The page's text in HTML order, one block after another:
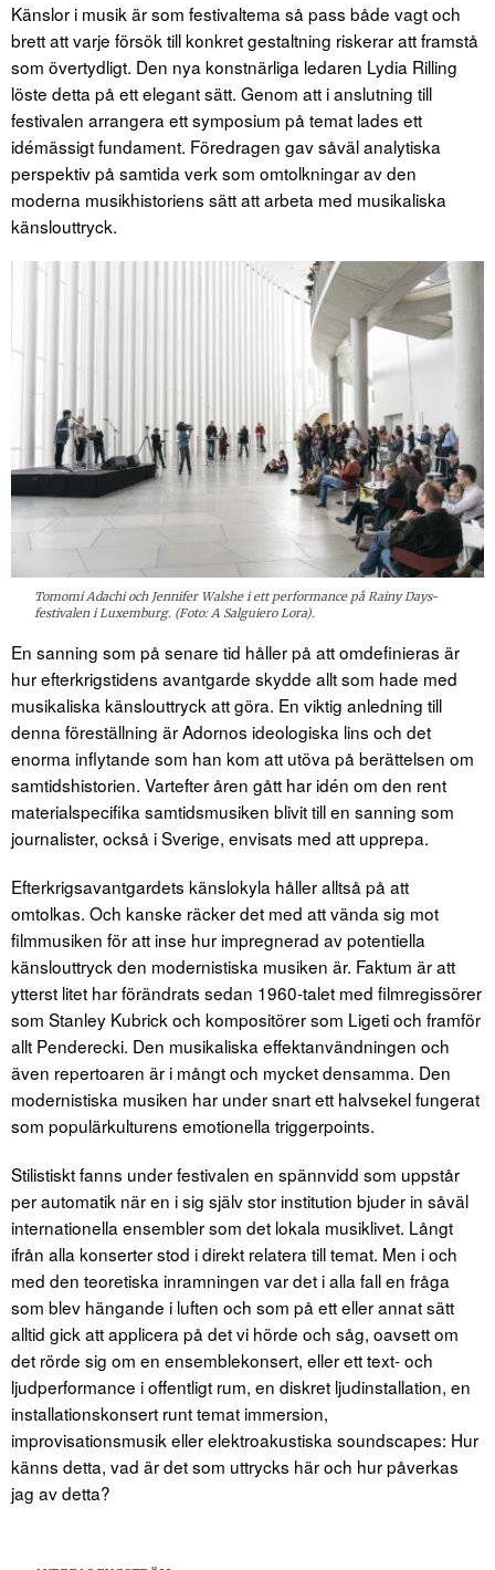
Känslor i musik är som festivaltema så pass både vagt och
brett att varje försök till konkret gestaltning riskerar att framstå
som övertydligt. Den nya konstnärliga ledaren Lydia Rilling
löste detta på ett elegant sätt. Genom att i anslutning till
festivalen arrangera ett symposium på temat lades ett
idémässigt fundament. Föredragen gav såväl analytiska
perspektiv på samtida verk som omtolkningar av den
moderna musikhistoriens sätt att arbeta med musikaliska
känslouttryck.
Tomomi Adachi och Jennifer Walshe i ett performance på Rainy Days-
festivalen i Luxemburg. (Foto: A Salguiero Lora).
En sanning som på senare tid håller på att omdefinieras är
hur efterkrigstidens avantgarde skydde allt som hade med
musikaliska känslouttryck att göra. En viktig anledning till
denna föreställning är Adornos ideologiska lins och det
enorma inflytande som han kom att utöva på berättelsen om
samtidshistorien. Vartefter åren gått har idén om den rent
materialspecifika samtidsmusiken blivit till en sanning som
journalister, också i Sverige, envisats med att upprepa.
Efterkrigsavantgardets känslokyla håller alltså på att
omtolkas. Och kanske räcker det med att vända sig mot
filmmusiken för att inse hur impregnerad av potentiella
känslouttryck den modernistiska musiken är. Faktum är att
ytterst litet har förändrats sedan 1960-talet med filmregissörer
som Stanley Kubrick och kompositörer som Ligeti och framför
allt Penderecki. Den musikaliska effektanvändningen och
även repertoaren är i mångt och mycket densamma. Den
modernistiska musiken har under snart ett halvsekel fungerat
som populärkulturens emotionella triggerpoints.
Stilistiskt fanns under festivalen en spännvidd som uppstår
per automatik när en i sig själv stor institution bjuder in såväl
internationella ensembler som det lokala musiklivet. Långt
ifrån alla konserter stod i direkt relatera till temat. Men i och
med den teoretiska inramningen var det i alla fall en fråga
som blev hängande i luften och som på ett eller annat sätt
alltid gick att applicera på det vi hörde och såg, oavsett om
det rörde sig om en ensemblekonsert, eller ett text- och
ljudperformance i offentligt rum, en diskret ljudinstallation, en
installationskonsert runt temat immersion,
improvisationsmusik eller elektroakustiska soundscapes: Hur
känns detta, vad är det som uttrycks här och hur påverkas
jag av detta?